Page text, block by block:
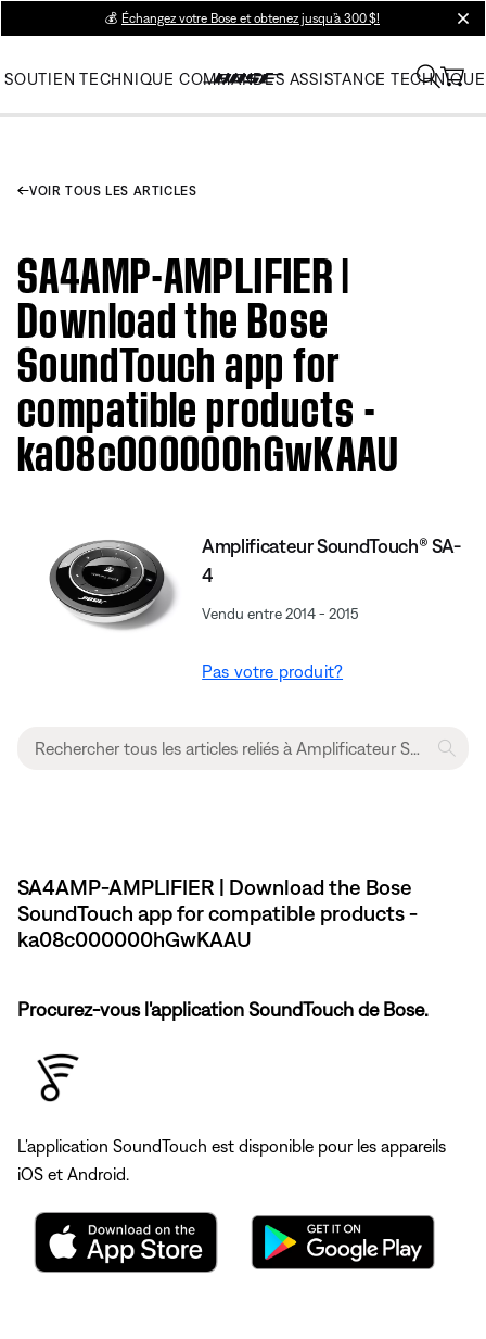
💰 Échangez votre Bose et obtenez jusqu’à 300 $!
SOUTIEN TECHNIQUE COMMANDES ASSISTANCE TECHNIQUE
VOIR TOUS LES ARTICLES
SA4AMP-AMPLIFIER |
Download the Bose
SoundTouch app for
compatible products -
ka08c000000hGwKAAU
Amplificateur SoundTouch® SA-
4
Vendu entre 2014 - 2015
Pas votre produit?
SA4AMP-AMPLIFIER | Download the Bose
SoundTouch app for compatible products -
ka08c000000hGwKAAU
Procurez-vous l'application SoundTouch de Bose.
L'application SoundTouch est disponible pour les appareils
iOS et Android.